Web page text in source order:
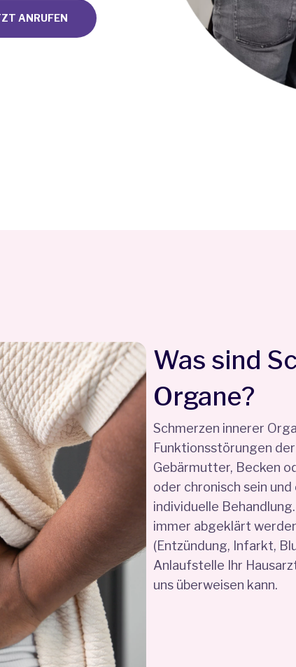
ANRUFEN
Was sind
Organe?
Schmerzen innerer
Funktionsstörungen
Gebärmutter, Becken
oder chronisch sein
individuelle
immer abgeklärt
(Entzündung, Infarkt,
Anlaufstelle Ihr
uns überweisen kann.